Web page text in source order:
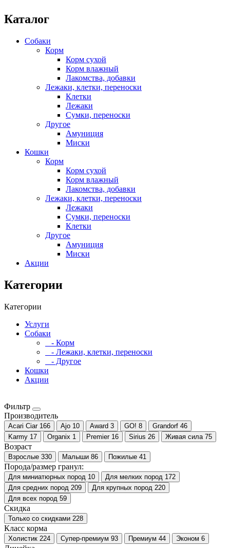
Каталог
Собаки
Корм
Корм сухой
Корм влажный
Лакомства, добавки
Лежаки, клетки, переноски
Клетки
Лежаки
Сумки, переноски
Другое
Амуниция
Миски
Кошки
Корм
Корм сухой
Корм влажный
Лакомства, добавки
Лежаки, клетки, переноски
Лежаки
Сумки, переноски
Клетки
Другое
Амуниция
Миски
Акции
Категории
Категории
Услуги
Собаки
- Корм
- Лежаки, клетки, переноски
- Другое
Кошки
Акции
Фильтр
Производитель
Acari Ciar 166 Ajo 10 Award 3 GO! 8 Grandorf 46
Karmy 17 Organix 1 Premier 16 Sirius 26 Живая сила 75
Возраст
Взрослые 330 Малыши 86 Пожилые 41
Порода/размер гранул:
Для миниатюрных пород 10 Для мелких пород 172
Для средних пород 209 Для крупных пород 220
Для всех пород 59
Скидка
Только со cкидками 228
Класс корма
Холистик 224 Супер-премиум 93 Премиум 44 Эконом 6